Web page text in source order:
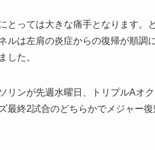
とっては大きな痛手となります。
ルは左肩の炎症からの復帰が順調
した。
リンが先週水曜日、トリプルAオ
最終2試合のどちらかでメジャー